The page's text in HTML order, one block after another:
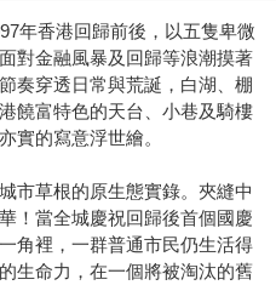
年香港回歸前後，以五隻卑微
對金融風暴及回歸等浪潮摸著
奏穿透日常與荒誕，白湖、棚
饒富特色的天台、小巷及騎樓
實的寫意浮世繪。
市草根的原生態實錄。夾縫中
！當全城慶祝回歸後首個國慶
角裡，一群普通市民仍生活得
生命力，在一個將被淘汰的舊